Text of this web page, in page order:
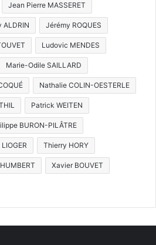
Jean Pierre MASSERET
ALDRIN Jérémy ROQUES
Ludovic MENDES
Marie-Odile SAILLARD
Nathalie COLIN-OESTERLE
Patrick WEITEN
BURON-PILÂTRE
Thierry HORY
Xavier BOUVET